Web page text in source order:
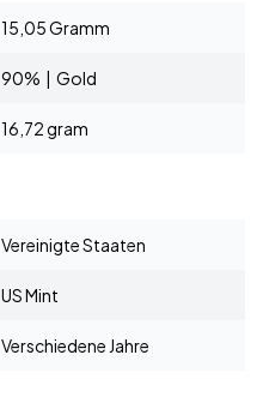
15,05 Gramm
90% | Gold
16,72 gram
Vereinigte Staaten
US Mint
Verschiedene Jahre